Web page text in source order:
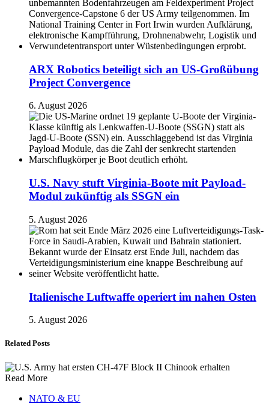
ARX Robotics beteiligt sich an US-Großübung
Project Convergence
6. August 2026
U.S. Navy stuft Virginia-Boote mit Payload-
Modul zukünftig als SSGN ein
5. August 2026
Italienische Luftwaffe operiert im nahen Osten
5. August 2026
Related Posts
Read More
NATO & EU